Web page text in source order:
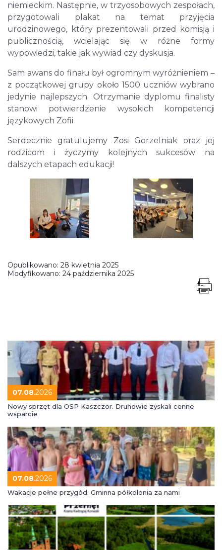
niemieckim. Następnie, w trzyosobowych zespołach,
przygotowali plakat na temat przyjęcia
urodzinowego, który prezentowali przed komisją i
publicznością, wcielając się w różne formy
wypowiedzi, takie jak wywiad czy dyskusja.
Sam awans do finału był ogromnym wyróżnieniem –
z początkowej grupy około 1500 uczniów wybrano
jedynie najlepszych. Otrzymanie dyplomu finalisty
stanowi potwierdzenie wysokich kompetencji
językowych Zofii.
Serdecznie gratulujemy Zosi Gorzelniak oraz jej
rodzicom i życzymy kolejnych sukcesów na
dalszych etapach edukacji!
Opublikowano: 28 kwietnia 2025
Modyfikowano: 24 października 2025
07.08.2026
Nowy sprzęt dla OSP Kaszczor. Druhowie zyskali cenne
wsparcie
07.08.2026
Wakacje pełne przygód. Gminna półkolonia za nami